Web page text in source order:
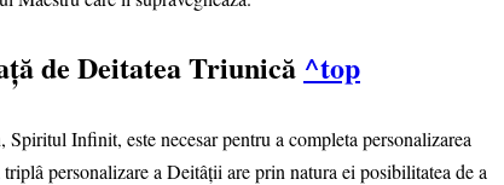
de Deitatea Triunică ^top
Spiritul Infinit, este necesar pentru a completa personalizarea
personalizare a Deitâţii are prin natura ei posibilitatea de a